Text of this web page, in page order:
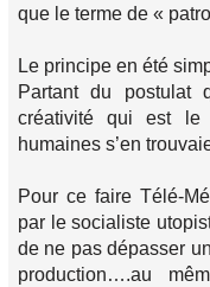
que le terme de «
Le principe en été
Partant du postulat
créativité qui est
humaines s’en
Pour ce faire Télé-
par le socialiste
de ne pas dépasser
production….au